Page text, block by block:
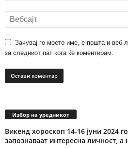
Зачувај го моето име, е-пошта и веб-
за следниот пат кога ќе коментирам.
Избор на уредникот
Викенд хороскоп 14-16 јуни 2024
запознаваат интересна личност, а